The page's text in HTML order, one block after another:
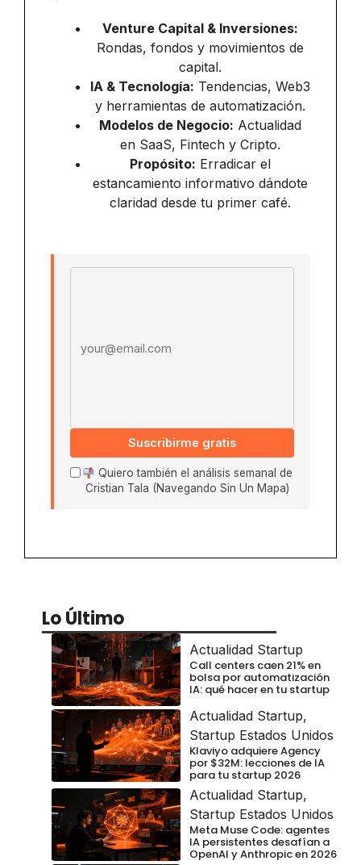
Venture Capital & Inversiones:
Rondas, fondos y movimientos de
capital.
IA & Tecnología: Tendencias, Web3
y herramientas de automatización.
Modelos de Negocio: Actualidad
en SaaS, Fintech y Cripto.
Propósito: Erradicar el
estancamiento informativo dándote
claridad desde tu primer café.
Suscribirme gratis
Quiero también el análisis semanal de
Cristian Tala (Navegando Sin Un Mapa)
Lo Último
Actualidad Startup
Call centers caen 21% en
bolsa por automatización
IA: qué hacer en tu startup
Actualidad Startup,
Startup Estados Unidos
Klaviyo adquiere Agency
por $32M: lecciones de IA
para tu startup 2026
Actualidad Startup,
Startup Estados Unidos
Meta Muse Code: agentes
IA persistentes desafían a
OpenAI y Anthropic en 2026